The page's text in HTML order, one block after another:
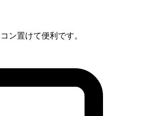
ン置けて便利です。